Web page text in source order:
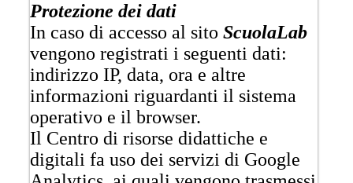
Protezione dei dati
In caso di accesso al sito ScuolaLab
vengono registrati i seguenti dati:
indirizzo IP, data, ora e altre
informazioni riguardanti il sistema
operativo e il browser.
Il Centro di risorse didattiche e
digitali fa uso dei servizi di Google